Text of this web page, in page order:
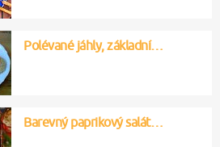
Polévané jáhly, základní…
Barevný paprikový salát…